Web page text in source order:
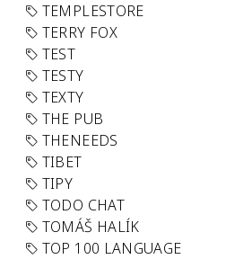
TEMPLESTORE
TERRY FOX
TEST
TESTY
TEXTY
THE PUB
THENEEDS
TIBET
TIPY
TODO CHAT
TOMÁŠ HALÍK
TOP 100 LANGUAGE